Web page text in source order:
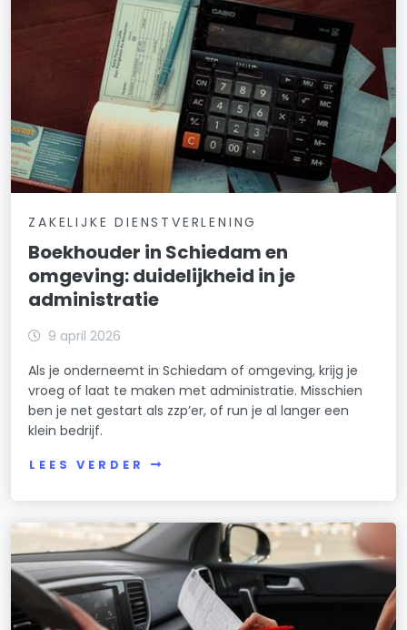
ZAKELIJKE DIENSTVERLENING
Boekhouder in Schiedam en
omgeving: duidelijkheid in je
administratie
9 april 2026
Als je onderneemt in Schiedam of omgeving, krijg je
vroeg of laat te maken met administratie. Misschien
ben je net gestart als zzp’er, of run je al langer een
klein bedrijf.
LEES VERDER